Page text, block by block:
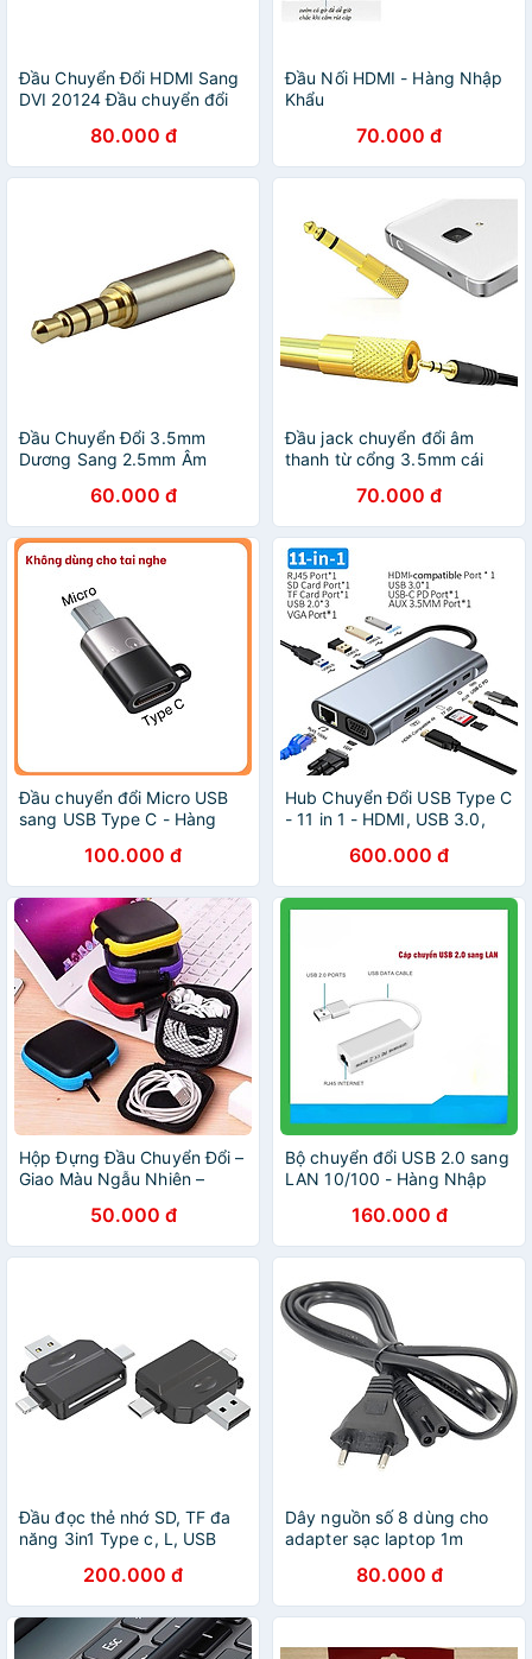
Đầu Chuyển Đổi HDMI Sang
DVI 20124 Đầu chuyển đổi
HDMI cổng cái (màu đen)
Đầu chuyển đổi HDMI cái
sang DVI 24+1 đực - Hàng
80.000 đ
Đầu Nối HDMI - Hàng Nhập
Khẩu
70.000 đ
Đầu Chuyển Đổi 3.5mm
Dương Sang 2.5mm Âm
60.000 đ
Đầu jack chuyển đổi âm
thanh từ cổng 3.5mm cái
chính hãng70.000 đ
Đầu chuyển đổi Micro USB
sang USB Type C - Hàng
100.000 đ
Hub Chuyển Đổi USB Type C
- 11 in 1 - HDMI, USB 3.0,
3.5mm USB 2.0 VGA - Tốc
Độ Cao, Hàng Chính Hãng
600.000 đ
Hộp Đựng Đầu Chuyển Đổi –
Giao Màu Ngẫu Nhiên –
50.000 đ
Bộ chuyển đổi USB 2.0 sang
LAN 10/100 - Hàng Nhập
160.000 đ
Đầu đọc thẻ nhớ SD, TF đa
năng 3in1 Type c, L, USB
máy ảnh - Hàng nhập khẩu
200.000 đ
Dây nguồn số 8 dùng cho
adapter sạc laptop 1m
Hàng Nhập Khẩu
80.000 đ